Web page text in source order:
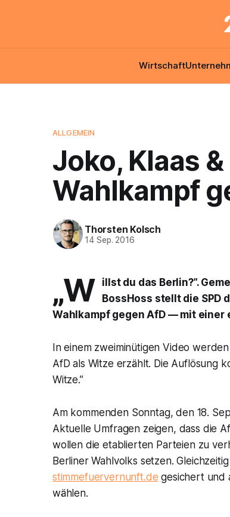
Wirtschaft
ALLGEMEIN
Joko, Klaas
Wahlkampf
Thorsten Kolsch
14 Sep. 2016
„W illst du das Berlin?”.
BossHoss stellt die SPD
Wahlkampf gegen AfD — mit einer
In einem zweiminütigen Video
AfD als Witze erzählt. Die Auflösung
Witze.”
Am kommenden Sonntag, den 18.
Aktuelle Umfragen zeigen, dass die
wollen die etablierten Parteien zu
Berliner Wahlvolks setzen.
stimmefuervernunft.de gesichert und
wählen.